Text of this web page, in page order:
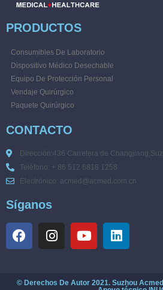
PRODUCTOS
Consumibles De Laboratorio
Dispositivo Médico Desechable
Equipo De Protección Personal
Vendaje Quirúrgico
Paquete Quirúrgico
CONTACTO
Dirección:436 Carretera de
Teléfono: + 86 512 6818 1258
Electrónico: acmed@acmed.com.cn
Síganos
© Derechos De Autor 2021. Suzhou